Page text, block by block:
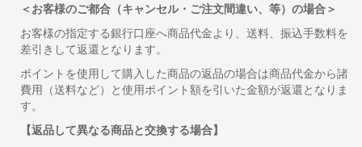
＜お客様のご都合（キャンセル・ご注文間違い、等）の場合＞
お客様の指定する銀行口座へ商品代金より、送料、振込手数料を
差引きして返還となります。
ポイントを使用して購入した商品の返品の場合は商品代金から諸
費用（送料など）と使用ポイント額を引いた金額が返還となりま
す。
【返品して異なる商品と交換する場合】